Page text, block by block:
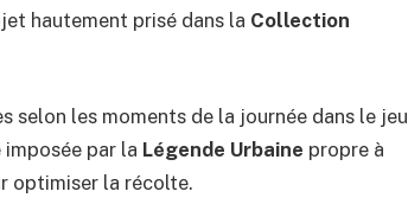
hautement prisé dans la Collection
selon les moments de la journée dans le jeu
par la Légende Urbaine propre à
optimiser la récolte.